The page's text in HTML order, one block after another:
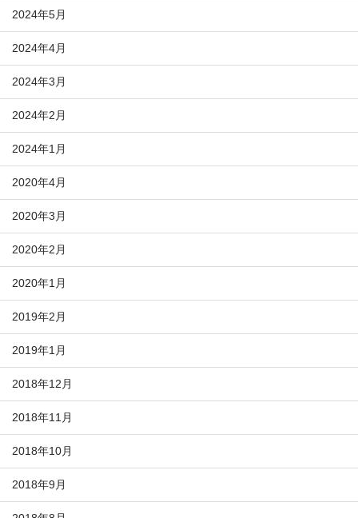
2024年5月
2024年4月
2024年3月
2024年2月
2024年1月
2020年4月
2020年3月
2020年2月
2020年1月
2019年2月
2019年1月
2018年12月
2018年11月
2018年10月
2018年9月